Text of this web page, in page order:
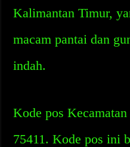
Kalimantan Timur,
macam pantai dan
indah.
Kode pos
75411. Kode pos ini